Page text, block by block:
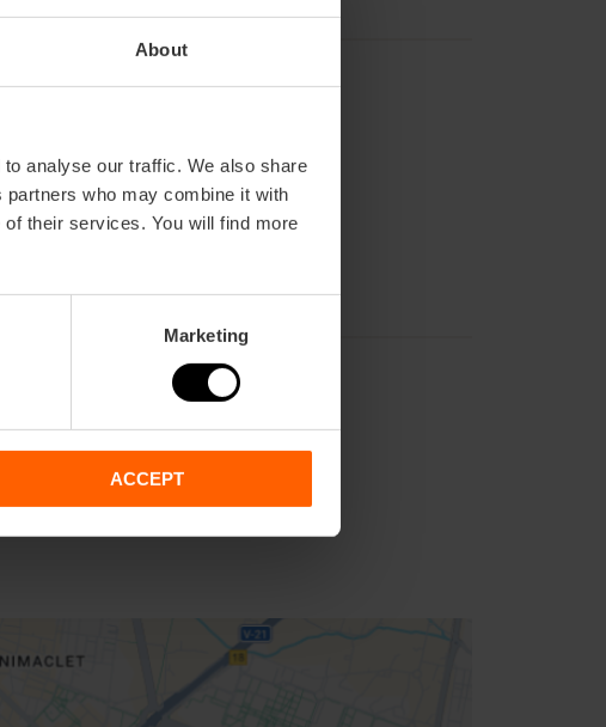
About
analyse our traffic. We also share
who may combine it with
their services. You will find more
Marketing
ACCEPT